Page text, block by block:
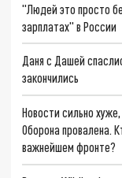
"Людей это просто
зарплатах" в России
Даня с Дашей
закончились
Новости сильно
Оборона провалена.
важнейшем фронте?